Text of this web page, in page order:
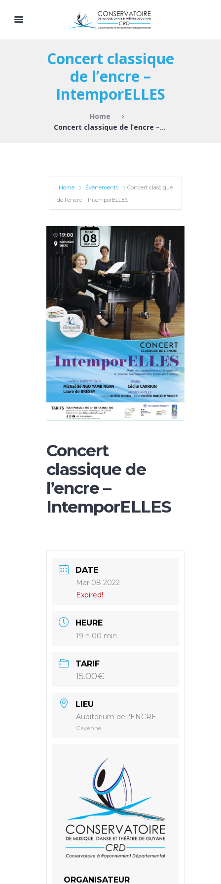
Concert classique
de l’encre –
IntemporELLES
Home
Concert classique de l’encre –...
Home Évènements
Concert classique
de l’encre – IntemporELLES
Concert
classique de
l’encre –
IntemporELLES
DATE
Mar 08 2022
Expired!
HEURE
19 h 00 min
TARIF
15.00€
LIEU
Auditorium de l'ENCRE
Cayenne
ORGANISATEUR